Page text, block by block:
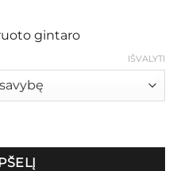
gintaro
IŠVALYTI
"Marokas"